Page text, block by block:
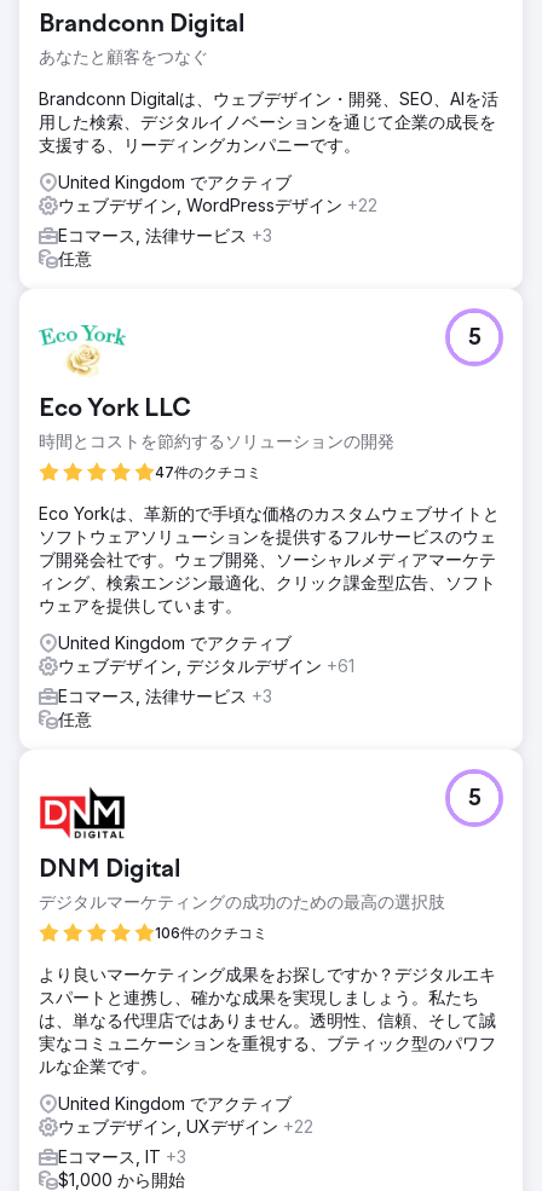
験も明確かつ効率的ではありませんでした。そのため、ユー
ザーが商品を見つけやすく、購入を完了しやすくなるという
問題が生じていました。
ソリューション
私たちはストアの使いやすさ向上に注力しました。ナビゲー
ションを簡素化し、商品ページを整理し、主要な操作の流れ
をより直感的にしました。また、特にモバイル端末での操作
性を向上させ、サイト全体のパフォーマンスを改善しまし
た。
結果
利用できるようになりました。ユーザーは商品をより迅速に
見つけることができ、購入プロセスをよりスムーズに進める
ことができ、結果として、より強力で一貫性のあるeコマー
ス体験が実現しました。
エージェンシーページに移動
Brandconn Digital
あなたと顧客をつなぐ
Brandconn Digitalは、ウェブデザイン・開発、SEO、AIを活
用した検索、デジタルイノベーションを通じて企業の成長を
支援する、リーディングカンパニーです。
United Kingdom でアクティブ
ウェブデザイン, WordPressデザイン +22
Eコマース, 法律サービス +3
任意
Eco York LLC
時間とコストを節約するソリューションの開発
47件のクチコミ
5
Eco Yorkは、革新的で手頃な価格のカスタムウェブサイトと
ソフトウェアソリューションを提供するフルサービスのウェ
ブ開発会社です。ウェブ開発、ソーシャルメディアマーケテ
ィング、検索エンジン最適化、クリック課金型広告、ソフト
ウェアを提供しています。
United Kingdom でアクティブ
ウェブデザイン, デジタルデザイン +61
Eコマース, 法律サービス +3
任意
DNM Digital
デジタルマーケティングの成功のための最高の選択肢
106件のクチコミ
5
より良いマーケティング成果をお探しですか？デジタルエキ
スパートと連携し、確かな成果を実現しましょう。私たち
は、単なる代理店ではありません。透明性、信頼、そして誠
実なコミュニケーションを重視する、ブティック型のパワフ
ルな企業です。
United Kingdom でアクティブ
ウェブデザイン, UXデザイン +22
Eコマース, IT +3
$1,000 から開始